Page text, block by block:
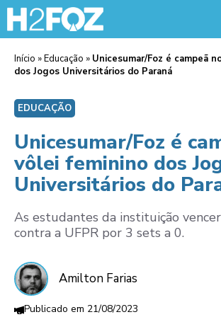
Início »Educação » Unicesumar/Foz é campeã
dos Jogos Universitários do Paraná
EDUCAÇÃO
Unicesumar/Foz é
vôlei feminino dos
Universitários do
As estudantes da instituição
contra a UFPR por 3 sets a 0.
Amilton Farias
21/08/2023